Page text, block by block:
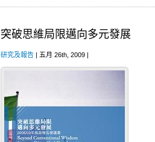
突破思維局限邁向多元發展
研究及報告 | 五月 26th, 2009 |